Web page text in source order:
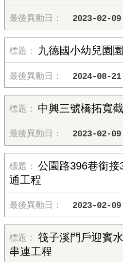
2023-02-09
九德國小幼兒園
2024-08-21
中興三號橋拓寬
2023-02-09
公園路396巷銜接
通工程
2023-02-09
筏子溪門戶迎賓
串連工程